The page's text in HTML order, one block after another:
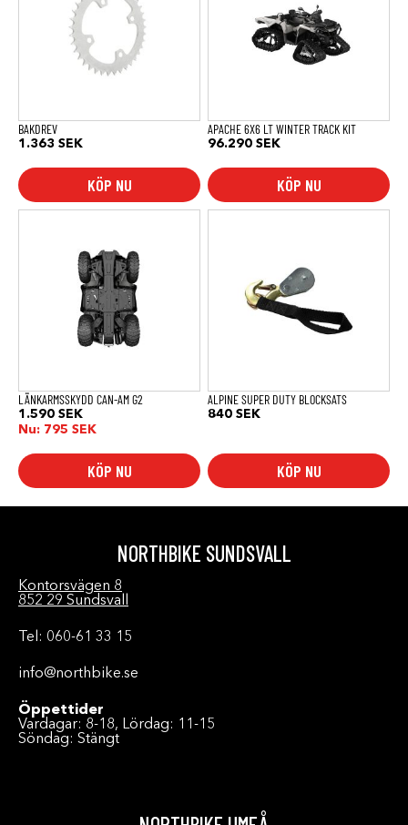
BAKDREV
1.363 SEK
KÖP NU
APACHE 6X6 LT WINTER TRACK KIT
96.290 SEK
KÖP NU
LÄNKARMSSKYDD CAN-AM G2
1.590 SEK
Nu: 795 SEK
KÖP NU
ALPINE SUPER DUTY BLOCKSATS
840 SEK
KÖP NU
NORTHBIKE SUNDSVALL
Kontorsvägen 8
852 29 Sundsvall
Tel: 060-61 33 15
info@northbike.se
Öppettider
Vardagar: 8-18, Lördag: 11-15
Söndag: Stängt